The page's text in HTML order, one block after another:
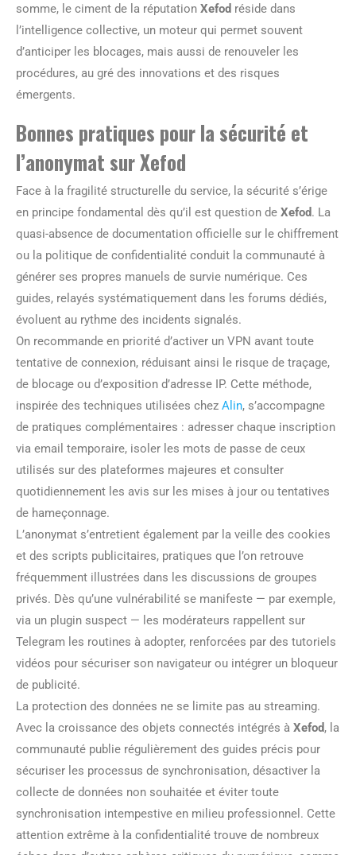
somme, le ciment de la réputation Xefod réside dans
l’intelligence collective, un moteur qui permet souvent
d’anticiper les blocages, mais aussi de renouveler les
procédures, au gré des innovations et des risques
émergents.
Bonnes pratiques pour la sécurité et
l’anonymat sur Xefod
Face à la fragilité structurelle du service, la sécurité s’érige
en principe fondamental dès qu’il est question de Xefod. La
quasi-absence de documentation officielle sur le chiffrement
ou la politique de confidentialité conduit la communauté à
générer ses propres manuels de survie numérique. Ces
guides, relayés systématiquement dans les forums dédiés,
évoluent au rythme des incidents signalés.
On recommande en priorité d’activer un VPN avant toute
tentative de connexion, réduisant ainsi le risque de traçage,
de blocage ou d’exposition d’adresse IP. Cette méthode,
inspirée des techniques utilisées chez Alin, s’accompagne
de pratiques complémentaires : adresser chaque inscription
via email temporaire, isoler les mots de passe de ceux
utilisés sur des plateformes majeures et consulter
quotidiennement les avis sur les mises à jour ou tentatives
de hameçonnage.
L’anonymat s’entretient également par la veille des cookies
et des scripts publicitaires, pratiques que l’on retrouve
fréquemment illustrées dans les discussions de groupes
privés. Dès qu’une vulnérabilité se manifeste — par exemple,
via un plugin suspect — les modérateurs rappellent sur
Telegram les routines à adopter, renforcées par des tutoriels
vidéos pour sécuriser son navigateur ou intégrer un bloqueur
de publicité.
La protection des données ne se limite pas au streaming.
Avec la croissance des objets connectés intégrés à Xefod, la
communauté publie régulièrement des guides précis pour
sécuriser les processus de synchronisation, désactiver la
collecte de données non souhaitée et éviter toute
synchronisation intempestive en milieu professionnel. Cette
attention extrême à la confidentialité trouve de nombreux